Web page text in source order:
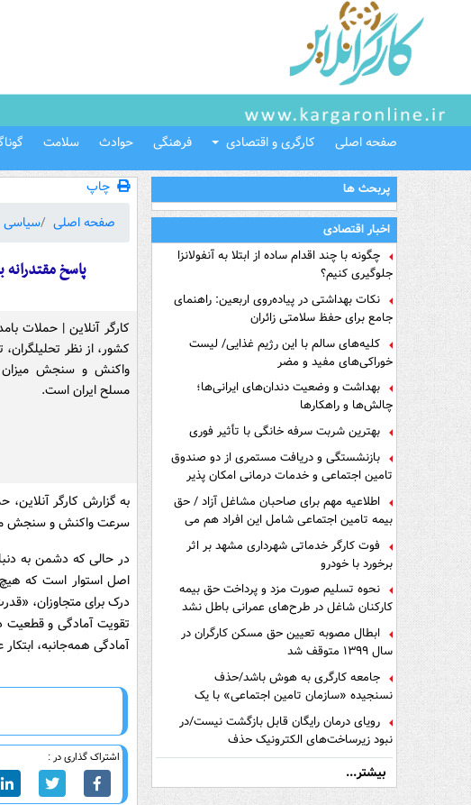
صفحه اصلی کارگری و اقتصادی فرهنگی حوادث سلامت
پربحث ها
اخبار اقتصادی
چگونه با چند اقدام ساده از ابتلا به آنفولانزا
جلوگیری کنیم؟
نکات بهداشتی در پیاده‌روی اربعین: راهنمای
جامع برای حفظ سلامتی زائران
کلیه‌های سالم با این رژیم غذایی/ لیست
خوراکی‌های مفید و مضر
بهداشت و وضعیت دندان‌های ایرانی‌ها؛
چالش‌ها و راهکارها
بهترین شربت سرفه خانگی با تأثیر فوری
بازنشستگی و دریافت مستمری از دو صندوق
تامین اجتماعی و خدمات درمانی امکان پذیر
است ؟
اطلاعیه مهم برای صاحبان مشاغل آزاد / حق
بیمه تامین اجتماعی شامل این افراد هم می
شودفوت کارگر خدماتی شهرداری مشهد بر اثر
برخورد با خودرو
نحوه تسلیم صورت مزد و پرداخت حق بیمه
کارکنان شاغل در طرح‌های عمرانی باطل نشد
ابطال مصوبه تعیین حق مسکن کارگران در
سال ۱۳۹۹ متوقف شد
جامعه کارگری به هوش باشد/حذف
نسنجیده «سازمان تامین اجتماعی» با یک
تفاهم نامه!
رویای درمان رایگان قابل بازگشت نیست/در
نبود زیرساخت‌های الکترونیک حذف
دفترچه‌های بیمه اشتباه مضاعف است
بیشتر...
چاپ
صفحه اصلی
سیاسی
پاسخ
کارگر آنلاین | حملات
کشور، از نظر
واکنش و سنجش میزان
مسلح ایران است.
به گزارش کارگر آنلاین،
سرعت واکنش و سنجش
در حالی که دشمن به
اصل استوار است که هیچ
درک برای متجاوزان،
تقویت آمادگی و قطعیت
آمادگی همه‌جانبه،
اشتراک گذاری در :